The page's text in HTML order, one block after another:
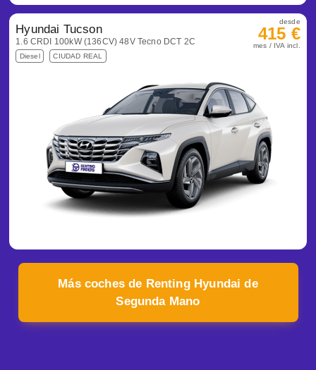
Hyundai Tucson
1.6 CRDI 100kW (136CV) 48V Tecno DCT 2C
Diesel CIUDAD REAL
desde
415 €
mes / IVA incl.
Más coches de Renting Hyundai de
Segunda Mano